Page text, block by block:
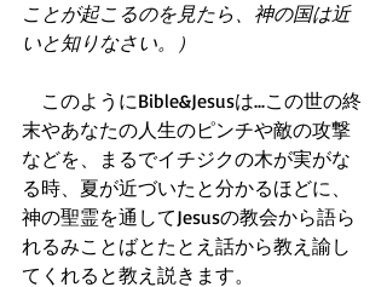
ことが起こるのを見たら、神の国は近
いと知りなさい。）
このようにBible&Jesusは...この世の終
末やあなたの人生のピンチや敵の攻撃
などを、まるでイチジクの木が実がな
る時、夏が近づいたと分かるほどに、
神の聖霊を通してJesusの教会から語ら
れるみことばとたとえ話から教え諭し
てくれると教え説きます。